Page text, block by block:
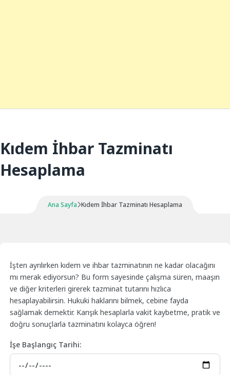
Kıdem İhbar Tazminatı
Hesaplama
Ana Sayfa Kıdem İhbar Tazminatı Hesaplama
İşten ayrılırken kıdem ve ihbar tazminatının ne kadar olacağını
mı merak ediyorsun? Bu form sayesinde çalışma süren, maaşın
ve diğer kriterleri girerek tazminat tutarını hızlıca
hesaplayabilirsin. Hukuki haklarını bilmek, cebine fayda
sağlamak demektir. Karışık hesaplarla vakit kaybetme, pratik ve
doğru sonuçlarla tazminatını kolayca öğren!
İşe Başlangıç Tarihi: